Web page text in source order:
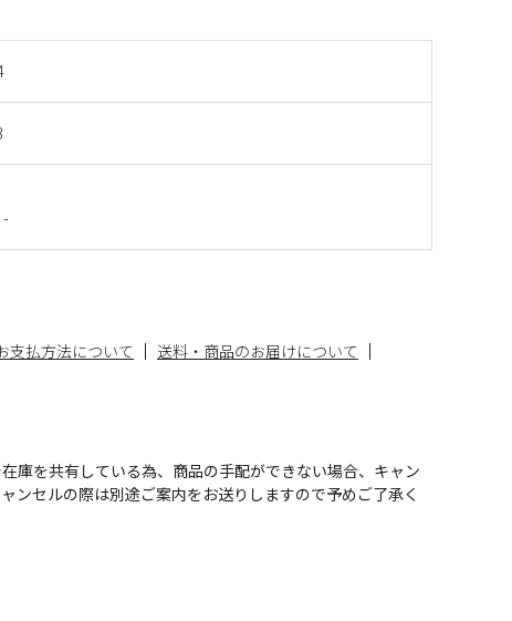
支払方法について
送料・商品のお届けについて
庫を共有している為、商品の手配ができない場合、キャン
ンセルの際は別途ご案内をお送りしますので予めご了承く